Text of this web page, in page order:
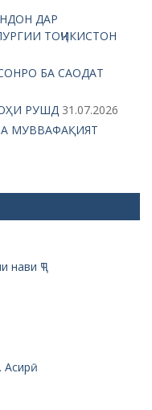
ДАР
ТОҶИКИСТОН
БА САОДАТ
РУШД 31.07.2026
МУВВАФАҚИЯТ
нави ҶТ
Асирӣ